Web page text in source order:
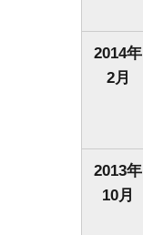
2014年
2月
2013年
10月